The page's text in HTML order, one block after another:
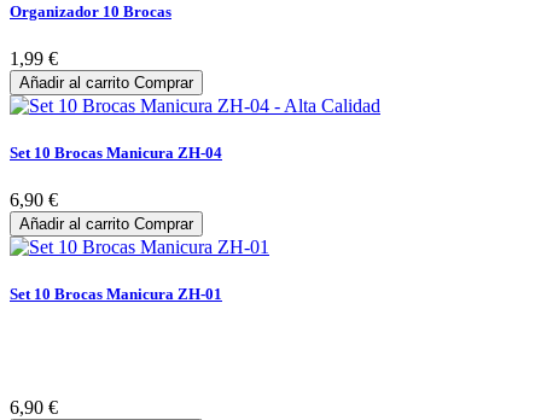
Organizador 10 Brocas
1,99 €
Añadir al carrito Comprar
Set 10 Brocas Manicura ZH-04
6,90 €
Añadir al carrito Comprar
Set 10 Brocas Manicura ZH-01
6,90 €